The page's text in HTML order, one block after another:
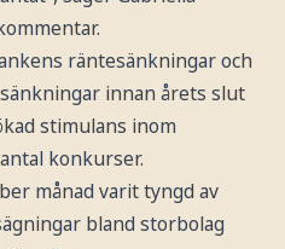
räntesänkningar och
innan årets slut
stimulans inom
konkurser.
månad varit tyngd av
bland storbolag